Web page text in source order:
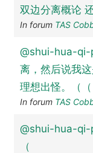
双边分离概论
In forum TAS
@shui-hua-qi-
离，然后说我
理想出怪。（
In forum TAS
@shui-hua-qi-
（